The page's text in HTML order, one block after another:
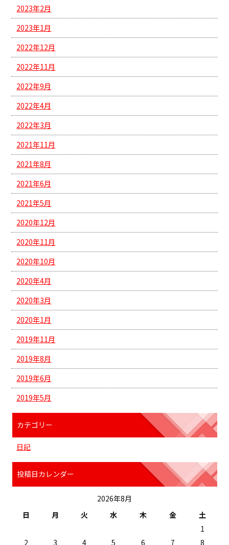
2023年2月
2023年1月
2022年12月
2022年11月
2022年9月
2022年4月
2022年3月
2021年11月
2021年8月
2021年6月
2021年5月
2020年12月
2020年11月
2020年10月
2020年4月
2020年3月
2020年1月
2019年11月
2019年8月
2019年6月
2019年5月
カテゴリー
日記
投稿日カレンダー
2026年8月
日
月 火 水 木 金
土
1
2
3 4 5 6 7 8